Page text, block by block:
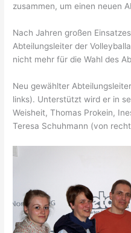
zusammen, um einen neuen
Nach Jahren großen
Abteilungsleiter der
nicht mehr für die Wahl des
Neu gewählter
links). Unterstützt wird er in
Weisheit, Thomas Prokein,
Teresa Schuhmann (von